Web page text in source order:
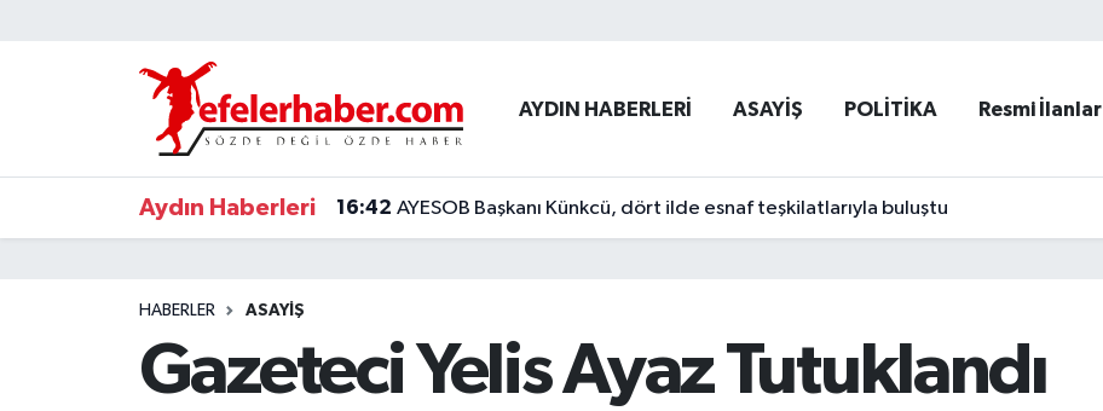
AYDIN HABERLERİ ASAYİŞ POLİTİKA Resmi İlanlar
Aydın Haberleri 16:42 AYESOB Başkanı Künkcü, dört ilde esnaf teşkilatlarıyla buluştu
HABERLER ASAYİŞ
Gazeteci Yelis Ayaz Tutuklandı
Nöbetçi Eczaneler
Hava Durumu
Aydin Namaz Vakitleri
Süper Lig Puan Durumu ve Fikstür
Tüm Manşetler